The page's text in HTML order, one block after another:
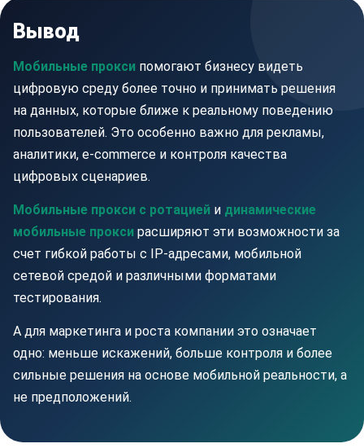
Вывод
Мобильные прокси помогают бизнесу видеть
цифровую среду более точно и принимать решения
на данных, которые ближе к реальному поведению
пользователей. Это особенно важно для рекламы,
аналитики, e-commerce и контроля качества
цифровых сценариев.
Мобильные прокси с ротацией и динамические
мобильные прокси расширяют эти возможности за
счет гибкой работы с IP-адресами, мобильной
сетевой средой и различными форматами
тестирования.
А для маркетинга и роста компании это означает
одно: меньше искажений, больше контроля и более
сильные решения на основе мобильной реальности, а
не предположений.